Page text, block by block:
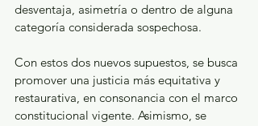
desventaja, asimetría o dentro de alguna
categoría considerada sospechosa.
Con estos dos nuevos supuestos, se busca
promover una justicia más equitativa y
restaurativa, en consonancia con el marco
constitucional vigente. Asimismo, se